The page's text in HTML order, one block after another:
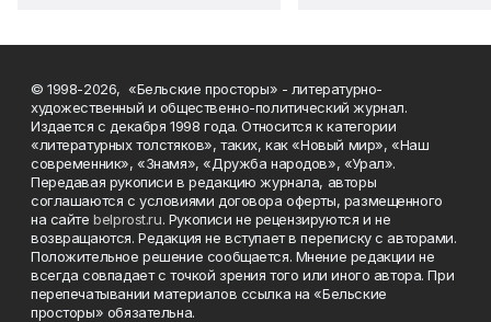
© 1998-2026, «Бельские просторы» - литературно-
художественный и общественно-политический журнал.
Издается с декабря 1998 года. Относится к категории
«литературных толстяков», таких, как «Новый мир», «Наш
современник», «Знамя», «Дружба народов», «Урал».
Передавая рукописи в редакцию журнала, авторы
соглашаются с условиями договора оферты, размещенного
на сайтеbelprost.ru. Рукописи не рецензируются и не
возвращаются. Редакция не вступает в переписку с авторами.
Положительное решение сообщается. Мнение редакции не
всегда совпадает с точкой зрения того или иного автора. При
перепечатывании материалов ссылка на «Бельские
просторы» обязательна.